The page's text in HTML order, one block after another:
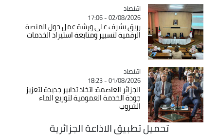
Catégorie
اقتصاد
02/08/2026 - 17:06
رزيق يشرف على ورشة عمل حول المنصة
الرقمية لتسيير ومتابعة استيراد الخدمات
Catégorie
اقتصاد
01/08/2026 - 18:23
الجزائر العاصمة: اتخاذ تدابير جديدة لتعزيز
جودة الخدمة العمومية لتوزيع الماء
الشروب
تحميل تطبيق الاذاعة الجزائرية